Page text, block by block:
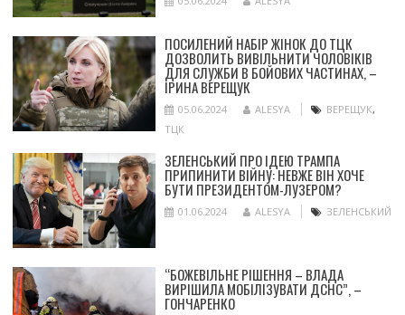
ПОСИЛЕНИЙ НАБІР ЖІНОК ДО ТЦК
ДОЗВОЛИТЬ ВИВІЛЬНИТИ ЧОЛОВІКІВ
ДЛЯ СЛУЖБИ В БОЙОВИХ ЧАСТИНАХ, –
ІРИНА ВЕРЕЩУК
05.06.2024 ALESYA ВЕРЕЩУК,
ТЦК
ЗЕЛЕНСЬКИЙ ПРО ІДЕЮ ТРАМПА
ПРИПИНИТИ ВІЙНУ: НЕВЖЕ ВІН ХОЧЕ
БУТИ ПРЕЗИДЕНТОМ-ЛУЗЕРОМ?
01.06.2024 ALESYA ЗЕЛЕНСЬКИЙ
“БОЖЕВІЛЬНЕ РІШЕННЯ – ВЛАДА
ВИРІШИЛА МОБІЛІЗУВАТИ ДСНС”, –
ГОНЧАРЕНКО